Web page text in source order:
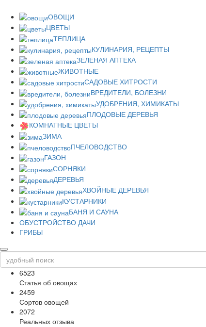
ОВОЩИ
ЦВЕТЫ
ТЕПЛИЦА
КУЛИНАРИЯ, РЕЦЕПТЫ
ЗЕЛЕНАЯ АПТЕКА
ЖИВОТНЫЕ
САДОВЫЕ ХИТРОСТИ
ВРЕДИТЕЛИ, БОЛЕЗНИ
УДОБРЕНИЯ, ХИМИКАТЫ
ПЛОДОВЫЕ ДЕРЕВЬЯ
КОМНАТНЫЕ ЦВЕТЫ
ЗИМА
ПЧЕЛОВОДСТВО
ГАЗОН
СОРНЯКИ
ДЕРЕВЬЯ
ХВОЙНЫЕ ДЕРЕВЬЯ
КУСТАРНИКИ
БАНЯ И САУНА
ОБУСТРОЙСТВО ДАЧИ
ГРИБЫ
6523
Статья об овощах
2459
Сортов овощей
2072
Реальных отзыва